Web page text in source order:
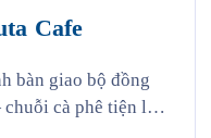
Cafe
bàn giao bộ đồng
cà phê tiện lợi